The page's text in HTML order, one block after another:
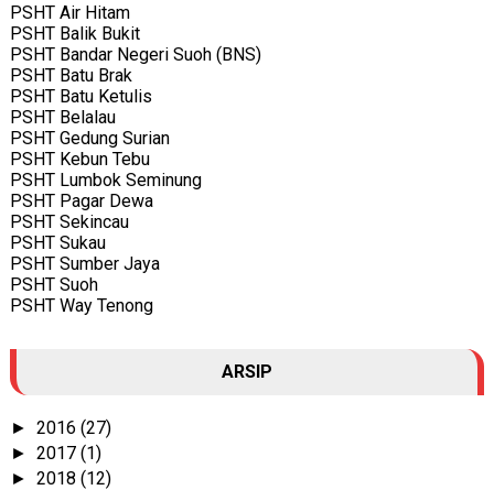
PSHT Air Hitam
PSHT Balik Bukit
PSHT Bandar Negeri Suoh (BNS)
PSHT Batu Brak
PSHT Batu Ketulis
PSHT Belalau
PSHT Gedung Surian
PSHT Kebun Tebu
PSHT Lumbok Seminung
PSHT Pagar Dewa
PSHT Sekincau
PSHT Sukau
PSHT Sumber Jaya
PSHT Suoh
PSHT Way Tenong
ARSIP
► 2016 (27)
► 2017 (1)
► 2018 (12)